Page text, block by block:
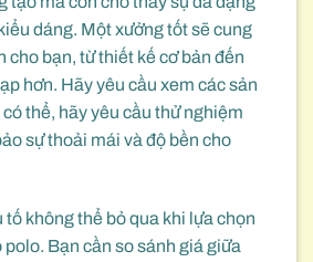
dáng. Một xưởng tốt sẽ cung
cho bạn, từ thiết kế cơ bản đến
hơn. Hãy yêu cầu xem các sản
thể, hãy yêu cầu thử nghiệm
sự thoải mái và độ bền cho
không thể bỏ qua khi lựa chọn
Bạn cần so sánh giá giữa